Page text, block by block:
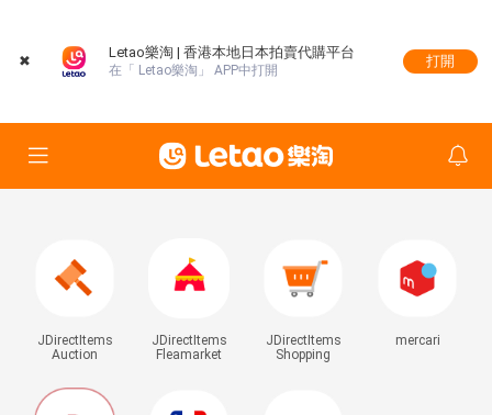
✖
Letao樂淘 | 香港本地日本拍賣代購平台
在「 Letao樂淘」 APP中打開
打開
JDirectItems
Auction
JDirectItems
Fleamarket
JDirectItems
Shopping
mercari